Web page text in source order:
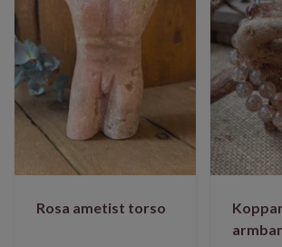
Rosa ametist torso